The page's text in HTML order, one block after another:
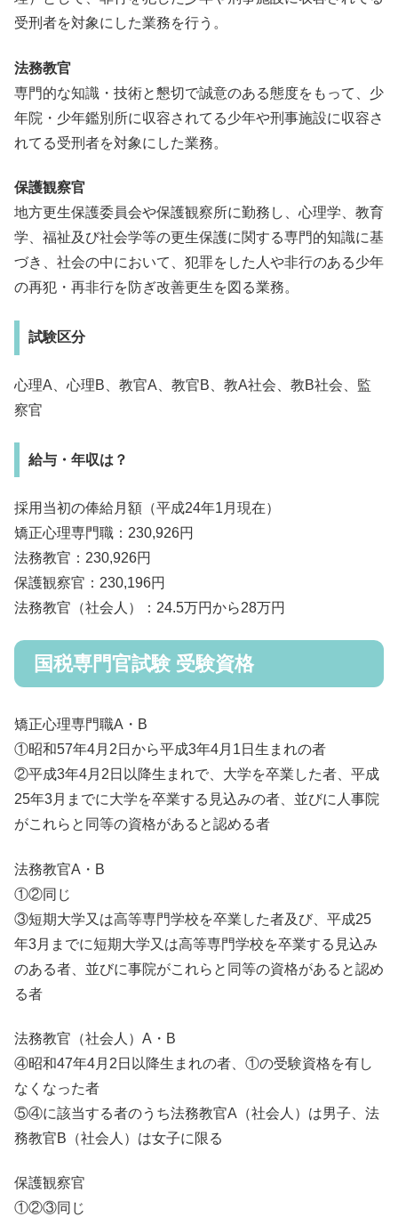
受刑者を対象にした業務を行う。
法務教官
専門的な知識・技術と懇切で誠意のある態度をもって、少
年院・少年鑑別所に収容されてる少年や刑事施設に収容さ
れてる受刑者を対象にした業務。
保護観察官
地方更生保護委員会や保護観察所に勤務し、心理学、教育
学、福祉及び社会学等の更生保護に関する専門的知識に基
づき、社会の中において、犯罪をした人や非行のある少年
の再犯・再非行を防ぎ改善更生を図る業務。
試験区分
心理A、心理B、教官A、教官B、教A社会、教B社会、監
察官
給与・年収は？
採用当初の俸給月額（平成24年1月現在）
矯正心理専門職：230,926円
法務教官：230,926円
保護観察官：230,196円
法務教官（社会人）：24.5万円から28万円
国税専門官試験 受験資格
矯正心理専門職A・B
①昭和57年4月2日から平成3年4月1日生まれの者
②平成3年4月2日以降生まれで、大学を卒業した者、平成
25年3月までに大学を卒業する見込みの者、並びに人事院
がこれらと同等の資格があると認める者
法務教官A・B
①②同じ
③短期大学又は高等専門学校を卒業した者及び、平成25
年3月までに短期大学又は高等専門学校を卒業する見込み
のある者、並びに事院がこれらと同等の資格があると認め
る者
法務教官（社会人）A・B
④昭和47年4月2日以降生まれの者、①の受験資格を有し
なくなった者
⑤④に該当する者のうち法務教官A（社会人）は男子、法
務教官B（社会人）は女子に限る
保護観察官
①②③同じ